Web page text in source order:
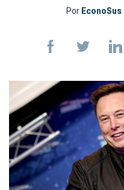
PorEconoSus